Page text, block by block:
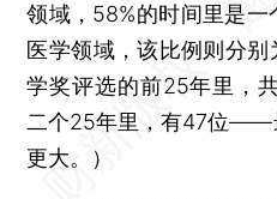
领域，58%的时间里是
医学领域，该比例则分
学奖评选的前25年里，
二个25年里，有47位——
更大。）